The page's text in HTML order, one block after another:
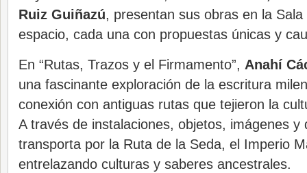
Ruiz Guiñazú, presentan sus obras en la
espacio, cada una con propuestas únicas y
En “Rutas, Trazos y el Firmamento”, Anahí
una fascinante exploración de la escritura
conexión con antiguas rutas que tejieron la
A través de instalaciones, objetos, imágenes y
transporta por la Ruta de la Seda, el Imperio
entrelazando culturas y saberes ancestrales.